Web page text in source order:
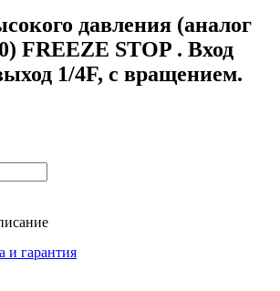
давления (аналог
FREEZE STOP . Вход
1/4F, с вращением.
и гарантия